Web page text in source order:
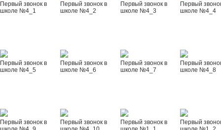
Первый звонок в
школе №4_1
Первый звонок в
школе №4_2
Первый звонок в
школе №4_3
Первый
школе №4_4
Первый звонок в
школе №4_5
Первый звонок в
школе №4_6
Первый звонок в
школе №4_7
Первый
школе №4_8
Первый звонок в
Первый звонок в
Первый звонок в
Первый